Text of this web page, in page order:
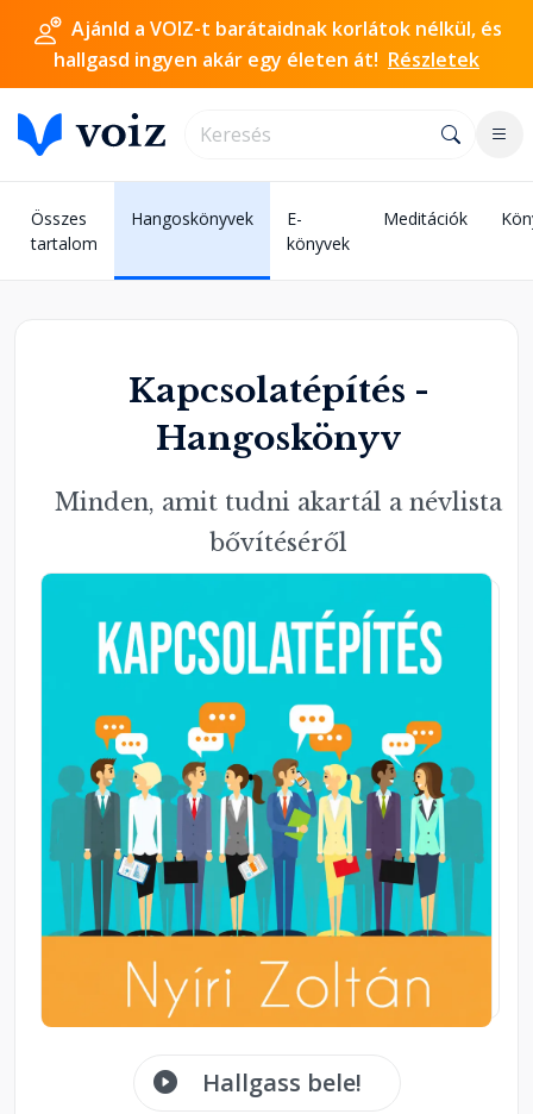
Ajánld a VOIZ-t barátaidnak korlátok nélkül, és
hallgasd ingyen akár egy életen át! Részletek
Összes
tartalom
Hangoskönyvek
E-
könyvek
Meditációk
Kapcsolatépítés -
Hangoskönyv
Minden, amit tudni akartál a névlista
bővítéséről
Hallgass bele!